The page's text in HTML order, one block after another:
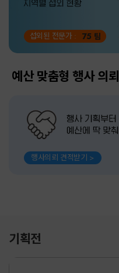
섭외된 전문가 : 75 팀
예산 맞춤형 행사 의뢰
행사의뢰 견적받기 >
기획전